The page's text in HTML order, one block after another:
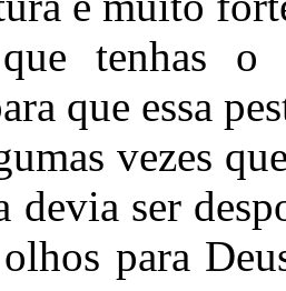
tenhas
que essa
vezes
devia ser
para